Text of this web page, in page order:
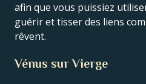
afin que vous puissiez
guérir et tisser des liens
rêvent.
Vénus sur Vierge